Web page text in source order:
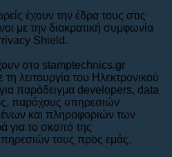
έχουν την έδρα τους στις
με την διακρατική συμφωνία
Shield.
στο stamptechnics.gr
τη λειτουργία του Ηλεκτρονικού
παράδειγμα developers, data
παρόχους υπηρεσιών
και πληροφοριών των
για το σκοπό της
τους προς εμάς.